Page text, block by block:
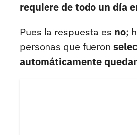
requiere de todo un día
Pues la respuesta es no;
personas que fueron
automáticamente